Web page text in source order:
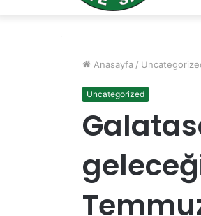
Anasayfa /
Uncategorized